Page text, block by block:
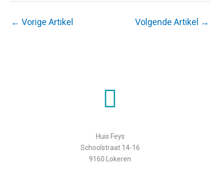
← Vorige Artikel Volgende Artikel →
Huis Feys
Schoolstraat 14-16
9160 Lokeren